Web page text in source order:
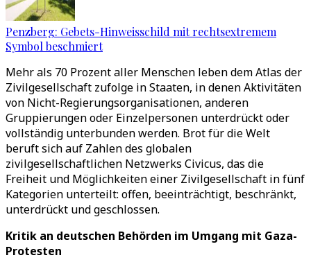
Penzberg: Gebets-Hinweisschild mit rechtsextremem
Symbol beschmiert
Mehr als 70 Prozent aller Menschen leben dem Atlas der
Zivilgesellschaft zufolge in Staaten, in denen Aktivitäten
von Nicht-Regierungsorganisationen, anderen
Gruppierungen oder Einzelpersonen unterdrückt oder
vollständig unterbunden werden. Brot für die Welt
beruft sich auf Zahlen des globalen
zivilgesellschaftlichen Netzwerks Civicus, das die
Freiheit und Möglichkeiten einer Zivilgesellschaft in fünf
Kategorien unterteilt: offen, beeinträchtigt, beschränkt,
unterdrückt und geschlossen.
Kritik an deutschen Behörden im Umgang mit Gaza-
Protesten